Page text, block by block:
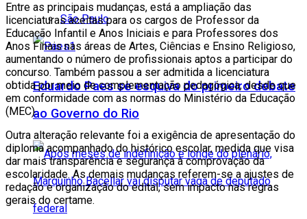
São Paulo
Eduardo Paes se esquiva do primeiro debate
ao Governo do Rio
Entre as principais mudanças, está a ampliação das
licenciaturas aceitas para os cargos de Professor da
Educação Infantil e Anos Iniciais e para Professores dos
Anos Finais nas áreas de Artes, Ciências e Ensino Religioso,
aumentando o número de profissionais aptos a participar do
concurso. Também passou a ser admitida a licenciatura
obtida por meio de complementação pedagógica, desde que
em conformidade com as normas do Ministério da Educação
(MEC).
Outra alteração relevante foi a exigência de apresentação do
diploma acompanhado do histórico escolar, medida que visa
dar mais transparência e segurança à comprovação da
escolaridade. As demais mudanças referem-se a ajustes de
redação e organização do edital, sem impacto nas regras
gerais do certame.